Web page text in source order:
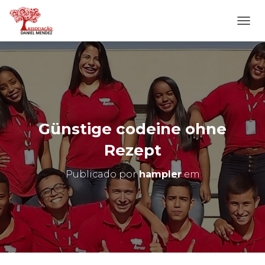
L
T
E
R
N
A
N
A
E
G
O
Günstige codeine ohne
Rezept
Publicado porhamplerem